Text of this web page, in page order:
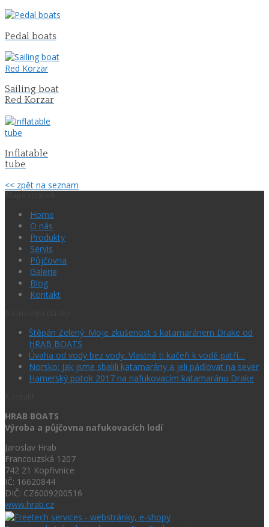
Pedal boats
Sailing boat
Red Korzar
Inflatable
tube
<< zpět na seznam
Home
O nás
Produkty
Servis
Půjčovna
Galerie
Blog
Kontakt
Štěpán Zelený: Moje zkušenost s katamaránem Drake od
HRAB BOATS
Úvaha od vody bez vody. Vlastně ti kačeři k vodě patří…
Norsko: Jak jsme sbalili katamarány a jeli pádlovat na sever
Hamerský potok 2017 na nafukovacím katamaránu Drake
HRAB BOATS
Výroba a půjčovna nafukovacích lodí
Jaroslav Hrab
Francouzská 1207
742 21 Kopřivnice
IČ: 16620844
DIČ: CZ6009200516
www.hrab.cz